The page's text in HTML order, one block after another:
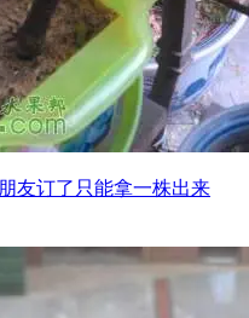
友订了只能拿一株出来